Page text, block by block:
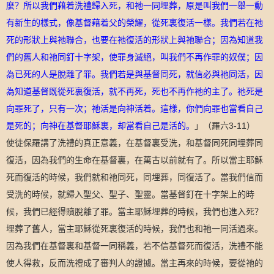
麼？所以我們藉着洗禮歸入死，和祂一同埋葬，原是叫我們一舉一動
有新生的樣式，像基督藉着父的榮耀，從死裏復活一樣。我們若在祂
死的形狀上與祂聯合，也要在祂復活的形狀上與祂聯合；因為知道我
們的舊人和祂同釘十字架，使罪身滅絕，叫我們不再作罪的奴僕；因
為已死的人是脫離了罪。我們若是與基督同死，就信必與祂同活，因
為知道基督既從死裏復活，就不再死，死也不再作祂的主了。祂死是
向罪死了，只有一次；祂活是向神活着。這樣，你們向罪也當看自己
是死的；向神在基督耶穌裏，却當看自己是活的。
」 （羅六3-11 ）
使徒保羅講了洗禮的真正意義，在基督裏受洗，和基督同死同埋葬同
復活，因為我們的生命在基督裏，在萬古以前就有了。所以當主耶穌
死而復活的時候，我們就和祂同死，同埋葬，同復活了。當我們信而
受洗的時候，就歸入聖父、聖子、聖靈。當基督釘在十字架上的時
候，我們已經得贖脫離了罪。當主耶穌埋葬的時候，我們也進入死？
埋葬了舊人，當主耶穌從死裏復活的時候，我們也和祂一同活過來。
因為我們在基督裏和基督一同稱義，若不信基督死而復活，洗禮不能
使人得救，反而洗禮成了審判人的證據。當主再來的時候，要從祂的